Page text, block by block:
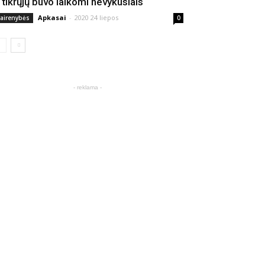
Apkasai - 2020 24 liepos 0
- reklama -